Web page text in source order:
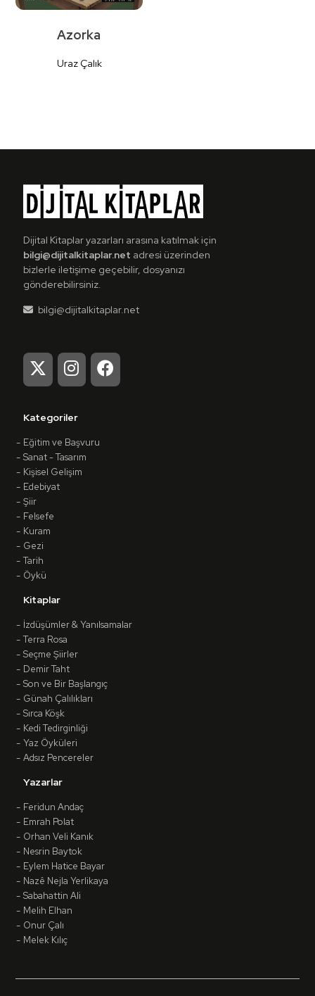
Detaylı İncele
Azorka
Uraz Çalık
Dijital Kitaplar yazarları arasına katılmak için
bilgi@dijitalkitaplar.net adresi üzerinden
bizlerle iletişime geçebilir, dosyanızı
gönderebilirsiniz.
bilgi@dijitalkitaplar.net
Kategoriler
Eğitim ve Başvuru
Sanat - Tasarım
Kişisel Gelişim
Edebiyat
Şiir
Felsefe
Kuram
Gezi
Tarih
Öykü
Kitaplar
İzdüşümler & Yanılsamalar
Terra Rosa
Seçme Şiirler
Demir Taht
Son ve Bir Başlangıç
Günah Çalılıkları
Sırca Köşk
Kedi Tedirginliği
Yaz Öyküleri
Adsız Pencereler
Yazarlar
Feridun Andaç
Emrah Polat
Orhan Veli Kanık
Nesrin Baytok
Eylem Hatice Bayar
Nazê Nejla Yerlikaya
Sabahattin Ali
Melih Elhan
Onur Çalı
Melek Kılıç